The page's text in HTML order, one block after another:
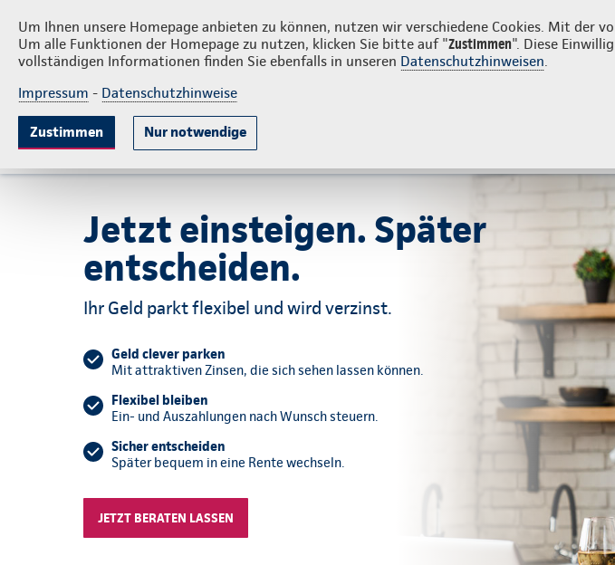
Um Ihnen unsere Homepage anbieten zu können, nutzen wir verschiedene Cookies. Mit der
Um alle Funktionen der Homepage zu nutzen, klicken Sie bitte auf "Zustimmen". Diese
vollständigen Informationen finden Sie ebenfalls in unseren Datenschutzhinweisen.
Impressum - Datenschutzhinweise
Zustimmen Nur notwendige
Krankenversicherung
Privatkunden Firmenkunden Über uns Karriere
Gute Gründe Tarife & Leistungen
Jetzt einsteigen. Später
entscheiden.
Ihr Geld parkt flexibel und wird verzinst.
Geld clever parken
Mit attraktiven Zinsen, die sich sehen lassen können.
Flexibel bleiben
Ein- und Auszahlungen nach Wunsch steuern.
Sicher entscheiden
Später bequem in eine Rente wechseln.
JETZT BERATEN LASSEN